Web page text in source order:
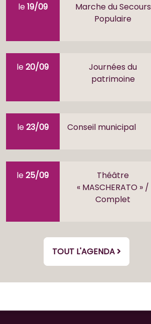
le19/09
Marche du Secours
Populaire
le20/09
Journées du
patrimoine
le23/09 Conseil municipal
le25/09
Théâtre
« MASCHERATO » /
Complet
TOUT L'AGENDA